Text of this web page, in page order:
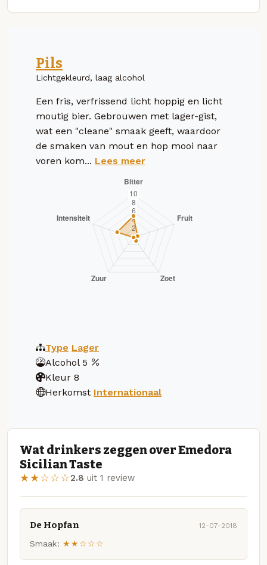
Pils
Lichtgekleurd, laag alcohol
Een fris, verfrissend licht hoppig en licht
moutig bier. Gebrouwen met lager-gist,
wat een "cleane" smaak geeft, waardoor
de smaken van mout en hop mooi naar
voren kom... Lees meer
Type Lager
Alcohol 5
Kleur 8
Herkomst Internationaal
Wat drinkers zeggen over Emedora
Sicilian Taste
★★☆☆☆2.8 uit 1 review
De Hopfan 12-07-2018
Smaak: ★★☆☆☆